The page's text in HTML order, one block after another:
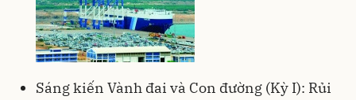
Sáng kiến Vành đai và Con đường (Kỳ I): Rủi